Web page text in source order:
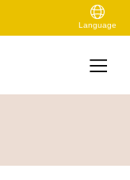
Language